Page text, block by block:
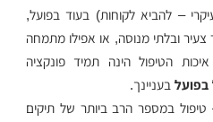
– להביא לקוחות) בעוד בפועל,
צעיר ובלתי מנוסה, או אפילו מתמחה
הטיפול הינה תמיד פונקציה
בעניינך.
במספר הרב ביותר של תיקים